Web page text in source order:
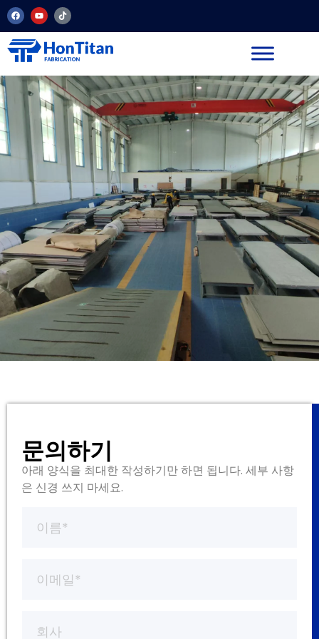
문의하기
아래 양식을 최대한 작성하기만 하면 됩니다. 세부 사항
은 신경 쓰지 마세요.